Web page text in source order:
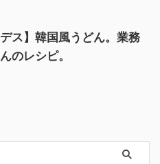
デス】韓国風うどん。業務
のレシピ。